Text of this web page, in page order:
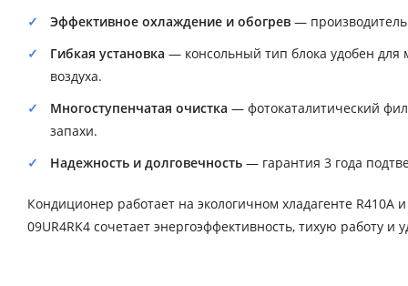
Эффективное охлаждение и обогрев —
Гибкая установка — консольный тип блока удобен для
воздуха.
Многоступенчатая очистка — фотокаталитический
запахи.
Надежность и долговечность — гарантия 3 года
Кондиционер работает на экологичном хладагенте
09UR4RK4 сочетает энергоэффективность, тихую работу